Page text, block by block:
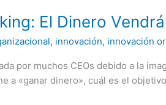
El Dinero
, innovación, innovación
por muchos CEOs debido a la
a «ganar dinero», cuál es el